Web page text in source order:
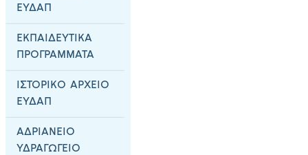
ΕΥΔΑΠ
ΕΚΠΑΙΔΕΥΤΙΚΑ
ΠΡΟΓΡΑΜΜΑΤΑ
ΙΣΤΟΡΙΚΟ ΑΡΧΕΙΟ
ΕΥΔΑΠ
ΑΔΡΙΑΝΕΙΟ
ΥΔΡΑΓΩΓΕΙΟ